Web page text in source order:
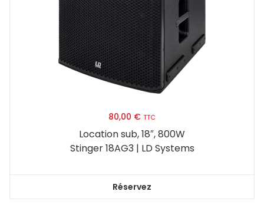
80,00 € TTC
Location sub, 18″, 800W
Stinger 18AG3 | LD Systems
Réservez